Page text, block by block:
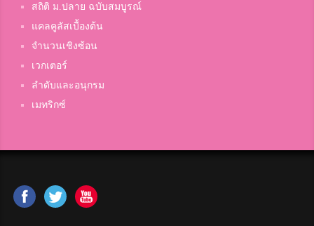
สถิติ ม.ปลาย ฉบับสมบูรณ์
แคลคูลัสเบื้องต้น
จำนวนเชิงซ้อน
เวกเตอร์
ลำดับและอนุกรม
เมทริกซ์